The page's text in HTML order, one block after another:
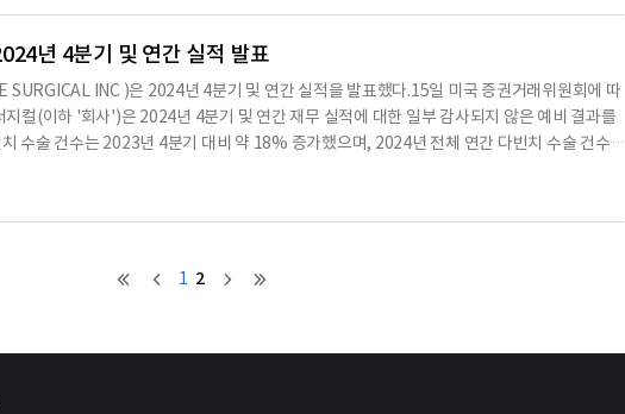
6억 8천6백만 달러, 희석 주당 순이익은 1.88달러로, 2023년 4분기의 6억 6백만 달러, 희석
.비GAAP 기준 순이익은 8억 5백만 달러, 희석 주당 순이익은 2.21달러로, 2023년 4분기의 5
달러에 비해 증가했다.2024년 4분기 비용에는 인튜이티브 재단에 대한 4천5백만 달러의
4분기의 4천만 달러 기부에 비해 증가한 수치다.2025년 전체 연도에 대한 재무 전망으로는,
비 약 13%에서 16% 증가할 것으로 예상하고 있으며, 비GAAP 기준 총 매출 총이익률은 6
.또한, 비GAAP 기준 운영 비용 증가율은 2024년의 10%에 비해 10%에서 15% 사이로 예
년 4분기 및 연간 실적 발표
INC )은 2024년 4분기 및 연간 실적을 발표했다.15일 미국 증권거래위원회에 따
컬(이하 '회사')은 2024년 4분기 및 연간 재무 실적에 대한 일부 감사되지 않은 예비 결과를
수술 건수는 2023년 4분기 대비 약 18% 증가했으며, 2024년 전체 연간 다빈치 수술 건수는
을 배치했으며, 이 중 174대는 다빈치 5 시스템이다. 이는 2023년 4분기 415대에 비해 19%
1,526대의 다빈치 수술 시스템이 배치되었으며, 이는 2023년의 1,370대에 비해 11% 증가
억 2천만 달러에 비해 17% 증가했다.2024년 4분기 비용에는 인튜이티브 재단에 대한 4,50
2023년의 71억 2천만 달러에 비해 17% 증가한 수치이다.2024년 4분기 다빈치 수술 건수
4분기 시스템 매출은 6억 5천5백만
1 2